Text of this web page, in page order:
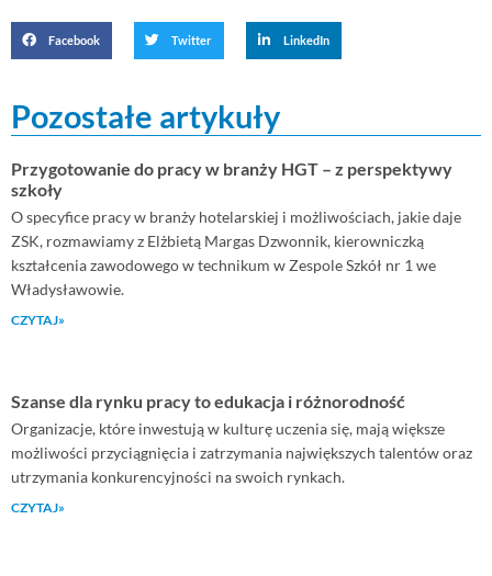
Facebook Twitter LinkedIn
Pozostałe artykuły
Przygotowanie do pracy w branży HGT – z perspektywy
szkoły
O specyfice pracy w branży hotelarskiej i możliwościach, jakie daje
ZSK, rozmawiamy z Elżbietą Margas Dzwonnik, kierowniczką
kształcenia zawodowego w technikum w Zespole Szkół nr 1 we
Władysławowie.
CZYTAJ»
Szanse dla rynku pracy to edukacja i różnorodność
Organizacje, które inwestują w kulturę uczenia się, mają większe
możliwości przyciągnięcia i zatrzymania największych talentów oraz
utrzymania konkurencyjności na swoich rynkach.
CZYTAJ»